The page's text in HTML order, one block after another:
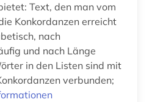
luxemburger literaturarchiv (1)
medienwissenschaft (16)
vom
nach
und nach Länge
in den Listen sind mit
verbunden;